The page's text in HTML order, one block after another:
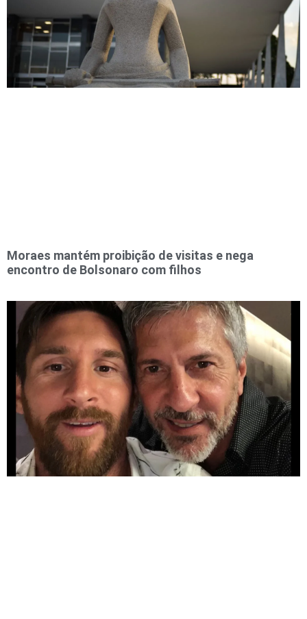
Moraes mantém proibição de visitas e nega
encontro de Bolsonaro com filhos